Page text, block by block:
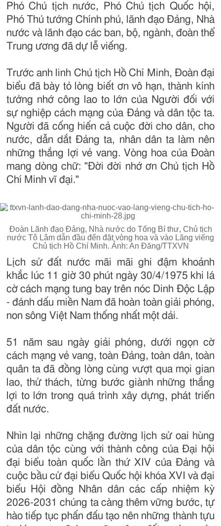
Phó Chủ tịch nước, Phó Chủ tịch Quốc hội,
Phó Thủ tướng Chính phủ, lãnh đạo Đảng, Nhà
nước và lãnh đạo các ban, bộ, ngành, đoàn thể
Trung ương đã dự lễ viếng.
Trước anh linh Chủ tịch Hồ Chí Minh, Đoàn đại
biểu đã bày tỏ lòng biết ơn vô hạn, thành kính
tưởng nhớ công lao to lớn của Người đối với
sự nghiệp cách mạng của Đảng và dân tộc ta.
Người đã cống hiến cả cuộc đời cho dân, cho
nước, dẫn dắt Đảng ta, nhân dân ta làm nên
những thắng lợi vẻ vang. Vòng hoa của Đoàn
mang dòng chữ: "Đời đời nhớ ơn Chủ tịch Hồ
Chí Minh vĩ đại."
Đoàn Lãnh đạo Đảng, Nhà nước do Tổng Bí thư, Chủ tịch
nước Tô Lâm dẫn đầu đến đặt vòng hoa và vào Lăng viếng
Chủ tịch Hồ Chí Minh. Ảnh: An Đăng/TTXVN
Lịch sử đất nước mãi mãi ghi đậm khoảnh
khắc lúc 11 giờ 30 phút ngày 30/4/1975 khi lá
cờ cách mạng tung bay trên nóc Dinh Độc Lập
- đánh dấu miền Nam đã hoàn toàn giải phóng,
non sông Việt Nam thống nhất một dải.
51 năm sau ngày giải phóng, dưới ngọn cờ
cách mạng vẻ vang, toàn Đảng, toàn dân, toàn
quân ta đã đồng lòng cùng vượt qua mọi gian
lao, thử thách, từng bước giành những thắng
lợi to lớn trong quá trình xây dựng, phát triển
đất nước.
Nhìn lại những chặng đường lịch sử oai hùng
của dân tộc cùng với thành công của Đại hội
đại biểu toàn quốc lần thứ XIV của Đảng và
cuộc bầu cử đại biểu Quốc hội khóa XVI và đại
biểu Hội đồng Nhân dân các cấp nhiệm kỳ
2026-2031 chúng ta càng thêm vững bước, tự
hào tiếp tục phấn đấu tạo nên những thành tựu